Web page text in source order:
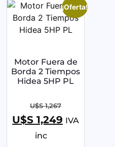
¡Oferta!
Motor Fuera de
Borda 2 Tiempos
Hidea 5HP PL
U$S1,267
U$S 1,249 IVA
inc